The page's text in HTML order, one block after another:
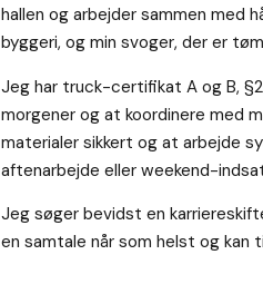
hallen og arbejder sammen med
byggeri, og min svoger, der er
Jeg har truck-certifikat A og B,
morgener og at koordinere med
materialer sikkert og at arbejde
aftenarbejde eller weekend-
Jeg søger bevidst en
en samtale når som helst og